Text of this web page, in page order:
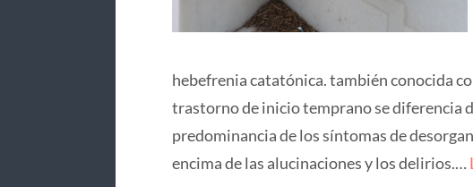
hebefrenia catatónica. también conocida
trastorno de inicio temprano se diferencia
predominancia de los síntomas de
encima de las alucinaciones y los delirios.…